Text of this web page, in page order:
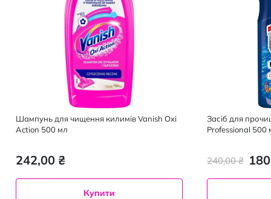
Шампунь для чищення килимів Vanish Oxi
Action 500 мл
242,00 ₴
Купити
Засіб для
Professional 500
240,00 ₴